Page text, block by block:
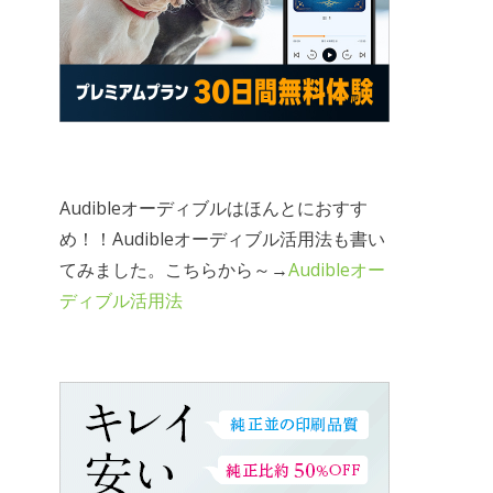
Audibleオーディブルはほんとにおすす
め！！Audibleオーディブル活用法も書い
てみました。こちらから～→Audibleオー
ディブル活用法